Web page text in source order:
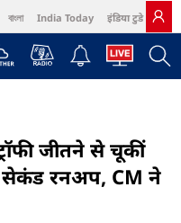
বাংলা India Today इंडिया टुडे हिंदी
Harper's Bazaar Northeast
जीतने से चूकीं
सेकंड रनअप, CM ने